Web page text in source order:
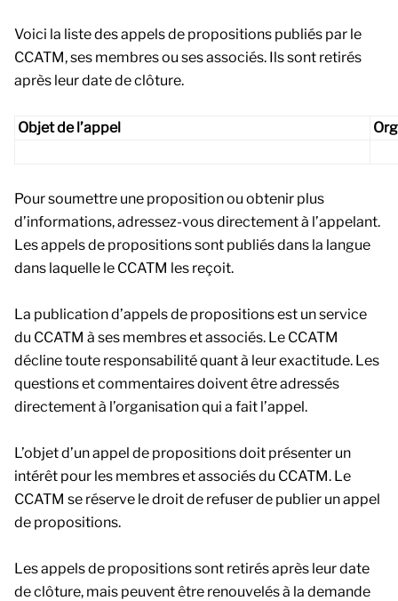
Voici la liste des appels de propositions publiés par le
CCATM, ses membres ou ses associés. Ils sont retirés
après leur date de clôture.
Objet de l’appel
Pour soumettre une proposition ou obtenir plus
d’informations, adressez-vous directement à l’appelant.
Les appels de propositions sont publiés dans la langue
dans laquelle le CCATM les reçoit.
La publication d’appels de propositions est un service
du CCATM à ses membres et associés. Le CCATM
décline toute responsabilité quant à leur exactitude. Les
questions et commentaires doivent être adressés
directement à l’organisation qui a fait l’appel.
L’objet d’un appel de propositions doit présenter un
intérêt pour les membres et associés du CCATM. Le
CCATM se réserve le droit de refuser de publier un appel
de propositions.
Les appels de propositions sont retirés après leur date
de clôture, mais peuvent être renouvelés à la demande